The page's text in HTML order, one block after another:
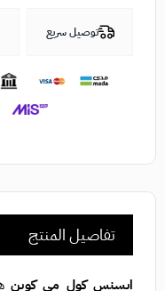
توصيل سريع
تفاصيل المنتج
ايسنس كول مي كوين